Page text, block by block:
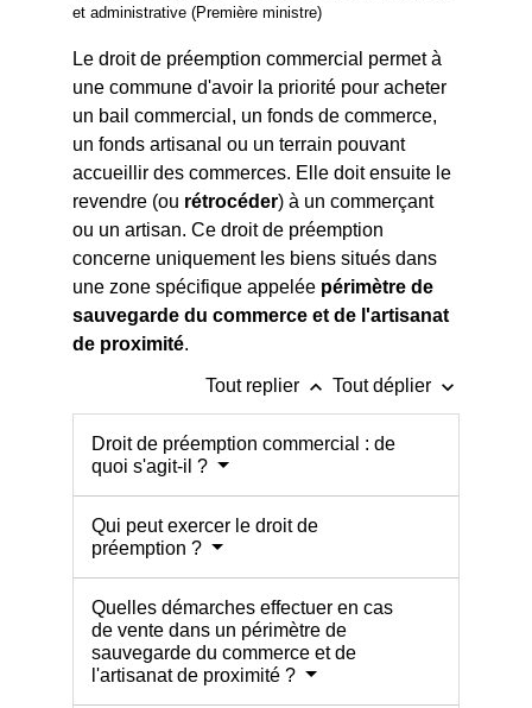
et administrative (Première ministre)
Le droit de préemption commercial permet à
une commune d'avoir la priorité pour acheter
un bail commercial, un fonds de commerce,
un fonds artisanal ou un terrain pouvant
accueillir des commerces. Elle doit ensuite le
revendre (ou rétrocéder) à un commerçant
ou un artisan. Ce droit de préemption
concerne uniquement les biens situés dans
une zone spécifique appelée périmètre de
sauvegarde du commerce et de l'artisanat
de proximité.
Tout replier keyboard_arrow_up Tout déplier keyboard_arrow_down
Droit de préemption commercial : de
quoi s'agit-il ?
Qui peut exercer le droit de
préemption ?
Quelles démarches effectuer en cas
de vente dans un périmètre de
sauvegarde du commerce et de
l'artisanat de proximité ?